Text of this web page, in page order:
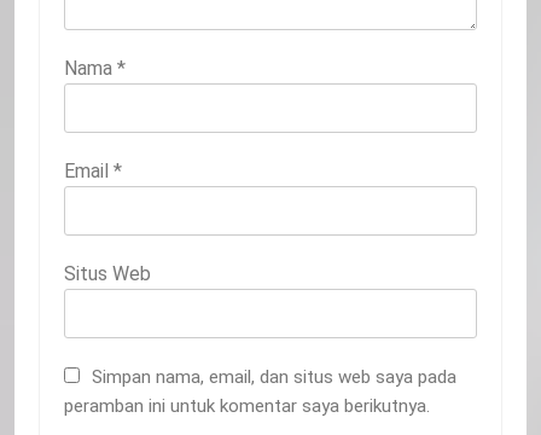
Nama *
Email *
Situs Web
Simpan nama, email, dan situs web saya pada
peramban ini untuk komentar saya berikutnya.